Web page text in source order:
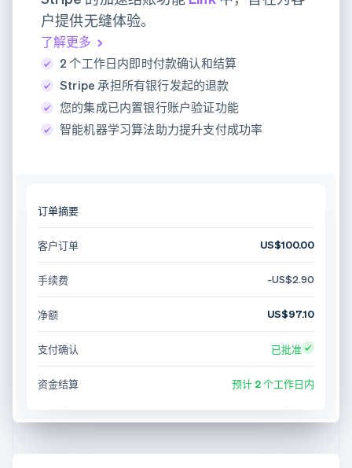
户提供无缝体验。
了解更多
2 个工作日内即时付款确认和结算
Stripe 承担所有银行发起的退款
您的集成已内置银行账户验证功能
智能机器学习算法助力提升支付成功率
订单摘要
客户订单 US$100.00
手续费 -US$2.90
净额 US$97.10
支付确认 已批准
资金结算 预计 2 个工作日内